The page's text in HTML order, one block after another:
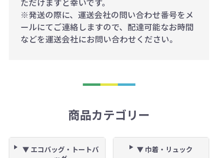
ただけますと幸いです。
※発送の際に、運送会社の問い合わせ番号をメ
ールにてご連絡しますので、配達可能なお時間
などを運送会社にお問い合わせください。
商品カテゴリー
▼ エコバッグ・トートバ
▼ 巾着・リュック